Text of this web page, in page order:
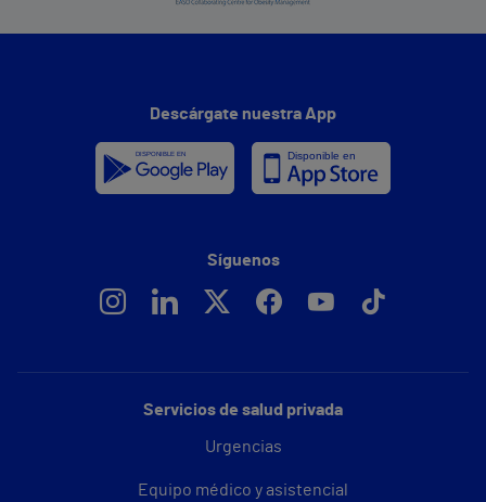
Servicios de salud privada
Urgencias
Equipo médico y asistencial
Descárgate nuestra App
Síguenos